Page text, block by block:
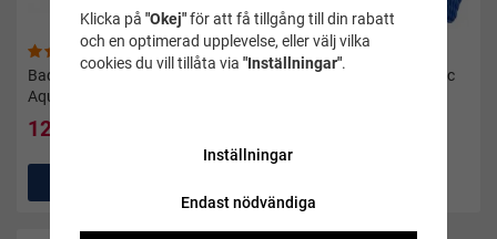
Badtofflor Gabo svart -
Aquarapid
127 kr
Badmössa dam Bombastic
Klicka på "Okej"för att få tillgång till din rabatt
och en optimerad upplevelse, eller välj vilka
cookies du vill tillåta via "Inställningar".
Inställningar
Endast nödvändiga